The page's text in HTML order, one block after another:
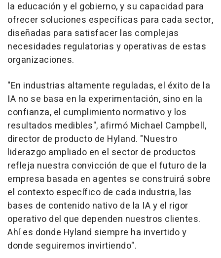
la educación y el gobierno, y su capacidad para
ofrecer soluciones específicas para cada sector,
diseñadas para satisfacer las complejas
necesidades regulatorias y operativas de estas
organizaciones.
"En industrias altamente reguladas, el éxito de la
IA no se basa en la experimentación, sino en la
confianza, el cumplimiento normativo y los
resultados medibles", afirmó Michael Campbell,
director de producto de Hyland. "Nuestro
liderazgo ampliado en el sector de productos
refleja nuestra convicción de que el futuro de la
empresa basada en agentes se construirá sobre
el contexto específico de cada industria, las
bases de contenido nativo de la IA y el rigor
operativo del que dependen nuestros clientes.
Ahí es donde Hyland siempre ha invertido y
donde seguiremos invirtiendo".